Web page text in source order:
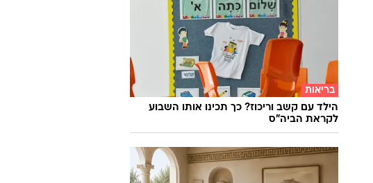
בריאות
הילד עם קשב וריכוז? כך תכינו אותו השבוע
לקראת הביה"ס